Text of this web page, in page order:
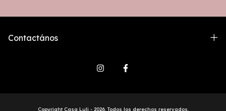
Contactános
Copyright Casa Luli - 2026. Todos los derechos reservados.